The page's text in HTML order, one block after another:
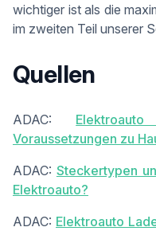
wichtiger ist als die
im zweiten Teil unserer
Quellen
ADAC:
Voraussetzungen zu
ADAC: Steckertypen
Elektroauto?
ADAC: Elektroauto